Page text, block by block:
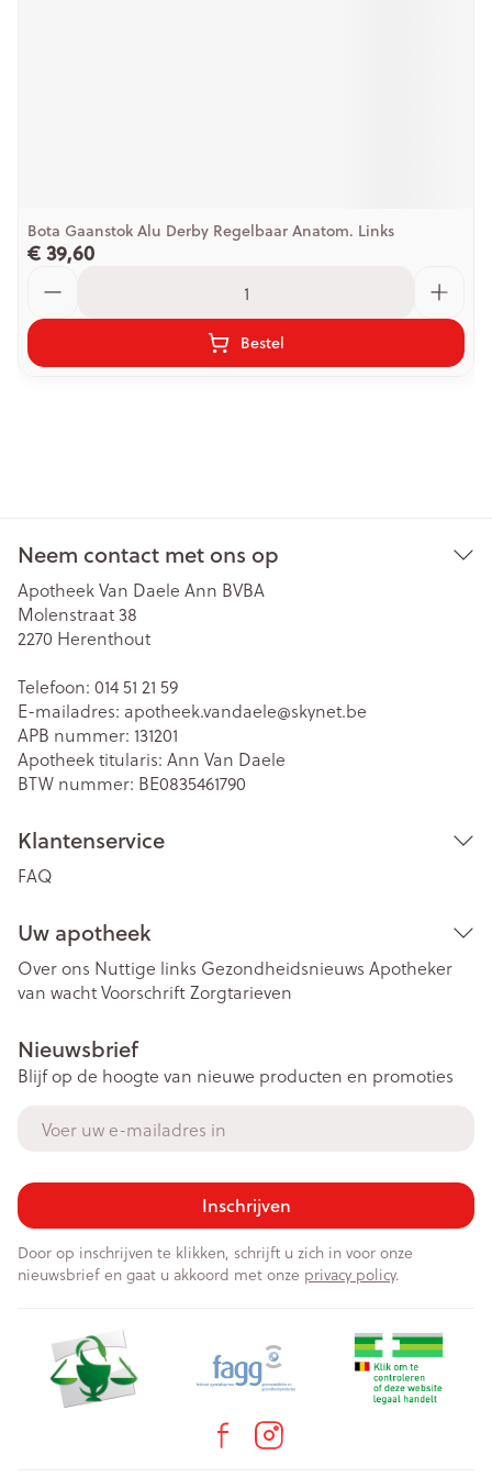
Bota Gaanstok Alu Derby Regelbaar Anatom. Links
€ 39,60
Bestel
Neem contact met ons op
Apotheek Van Daele Ann BVBA
Molenstraat 38
2270 Herenthout
Telefoon: 014 51 21 59
E-mailadres: apotheek.vandaele@skynet.be
APB nummer: 131201
Apotheek titularis: Ann Van Daele
BTW nummer: BE0835461790
Klantenservice
FAQ
Uw apotheek
Over ons Nuttige links Gezondheidsnieuws Apotheker
van wachtVoorschriftZorgtarieven
Nieuwsbrief
Blijf op de hoogte van nieuwe producten en promoties
Inschrijven
Door op inschrijven te klikken, schrijft u zich in voor onze
nieuwsbrief en gaat u akkoord met onze privacy policy.